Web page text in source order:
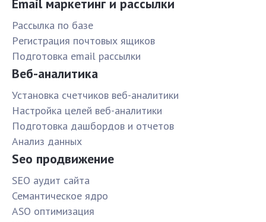
Email маркетинг и рассылки
Рассылка по базе
Pегистрация почтовых ящиков
Подготовка email рассылки
Веб-аналитика
Установка счетчиков веб-аналитики
Настройка целей веб-аналитики
Подготовка дашбордов и отчетов
Анализ данных
Seo продвижение
SЕО аудит сайта
Семантическое ядро
ASO оптимизация